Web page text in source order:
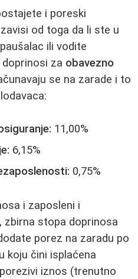
i poreski
od toga da li ste u
ili vodite
doprinosi za obavezno
se na zarade i to
11,00%
6,15%
0,75%
i zaposleni i
zbirna stopa doprinosa
porez na zaradu po
koju čini isplaćena
iznos (trenutno